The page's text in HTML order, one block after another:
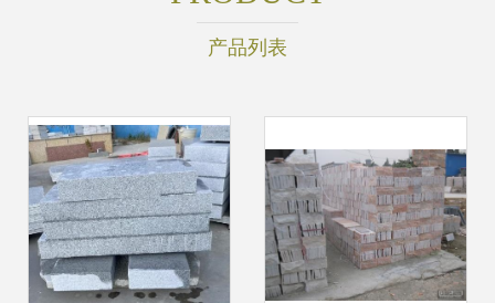
产品列表